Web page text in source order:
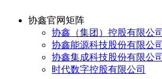
协鑫官网矩阵
协鑫（集团）控股有限公司
协鑫能源科技股份有限公司
协鑫集成科技股份有限公司
时代数字控股有限公司